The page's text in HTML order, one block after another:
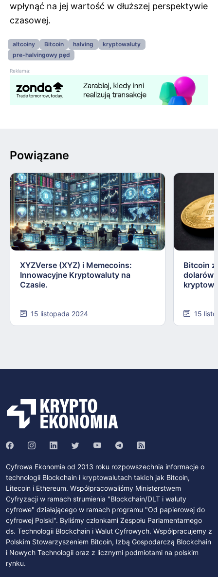
wpłynąć na jej wartość w dłuższej perspektywie
czasowej.
altcoiny Bitcoin halving
kryptowaluty
pre-halvingowy pęd
Reklama:
Powiązane
XYZVerse (XYZ) i Memecoins:
Innowacyjne Kryptowaluty na
Czasie.
15 listopada 2024
Bitcoin
dolarów:
15
Cyfrowa Ekonomia od 2013 roku rozpowszechnia informacje o
technologii Blockchain i kryptowalutach takich jak Bitcoin,
Litecoin i Ethereum. Współpracowaliśmy Ministerstwem
Cyfryzacji w ramach strumienia "Blockchain/DLT i waluty
cyfrowe" działającego w ramach programu "Od papierowej do
cyfrowej Polski". Byliśmy członkami Zespołu Parlamentarnego
ds. Technologii Blockchain i Walut Cyfrowych. Współpracujemy z
Polskim Stowarzyszeniem Bitcoin, Izbą Gospodarczą Blockchain
i Nowych Technologii oraz z licznymi podmiotami na polskim
rynku.